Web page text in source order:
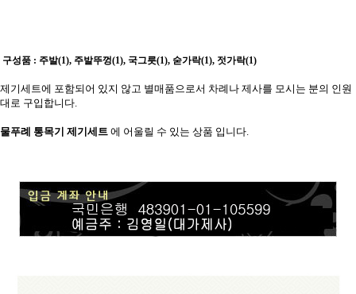
구성품 : 주발(1), 주발뚜껑(1), 국그릇(1), 숟가락(1), 젓가락(1)
제기세트에 포함되어 있지 않고 별매품으로서 차례나 제사를 모시는 분의 인원
대로 구입합니다.
물푸례 통목기 제기세트 에 어울릴 수 있는 상품 입니다.